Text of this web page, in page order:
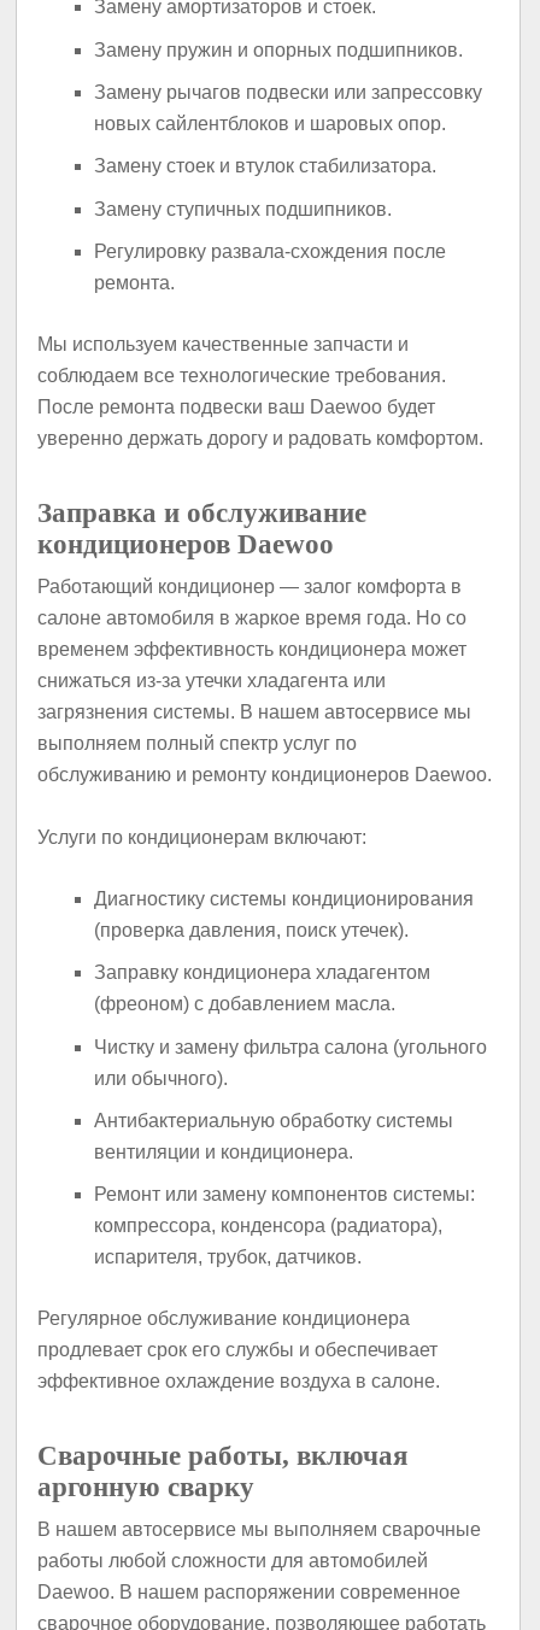
Замену амортизаторов и стоек.
Замену пружин и опорных подшипников.
Замену рычагов подвески или запрессовку
новых сайлентблоков и шаровых опор.
Замену стоек и втулок стабилизатора.
Замену ступичных подшипников.
Регулировку развала-схождения после
ремонта.
Мы используем качественные запчасти и
соблюдаем все технологические требования.
После ремонта подвески ваш Daewoo будет
уверенно держать дорогу и радовать комфортом.
Заправка и обслуживание
кондиционеров Daewoo
Работающий кондиционер — залог комфорта в
салоне автомобиля в жаркое время года. Но со
временем эффективность кондиционера может
снижаться из-за утечки хладагента или
загрязнения системы. В нашем автосервисе мы
выполняем полный спектр услуг по
обслуживанию и ремонту кондиционеров Daewoo.
Услуги по кондиционерам включают:
Диагностику системы кондиционирования
(проверка давления, поиск утечек).
Заправку кондиционера хладагентом
(фреоном) с добавлением масла.
Чистку и замену фильтра салона (угольного
или обычного).
Антибактериальную обработку системы
вентиляции и кондиционера.
Ремонт или замену компонентов системы:
компрессора, конденсора (радиатора),
испарителя, трубок, датчиков.
Регулярное обслуживание кондиционера
продлевает срок его службы и обеспечивает
эффективное охлаждение воздуха в салоне.
Сварочные работы, включая
аргонную сварку
В нашем автосервисе мы выполняем сварочные
работы любой сложности для автомобилей
Daewoo. В нашем распоряжении современное
сварочное оборудование, позволяющее работать